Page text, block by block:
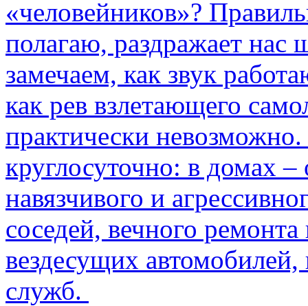
«человейников»?
полагаю, раздражает нас
замечаем, как звук
как рев взлетающего
практически
круглосуточно: в домах
навязчивого и
соседей, вечного
вездесущих
служб.